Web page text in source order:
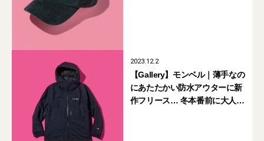
2023.12.2
【Gallery】モンベル｜薄手なの
にあたたかい防水アウターに新
作フリース… 冬本番前に大人が